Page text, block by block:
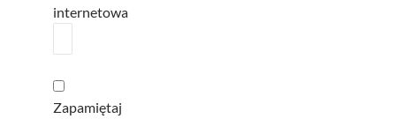
internetowa
Zapamiętaj